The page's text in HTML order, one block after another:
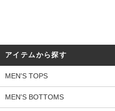
アイテムから探す
MEN'S TOPS
MEN'S BOTTOMS